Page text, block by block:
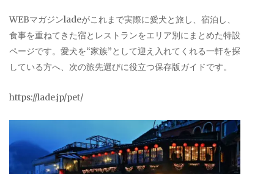
WEBマガジンladeがこれまで実際に愛犬と旅し、宿泊し、
食事を重ねてきた宿とレストランをエリア別にまとめた特設
ページです。愛犬を“家族”として迎え入れてくれる一軒を探
している方へ、次の旅先選びに役立つ保存版ガイドです。
https://lade.jp/pet/